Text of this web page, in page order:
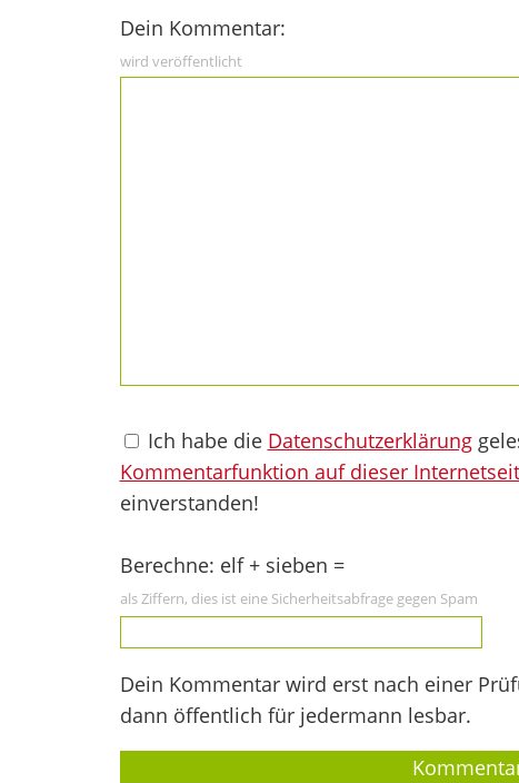
Dein Kommentar:
wird veröffentlicht
Ich habe die Datenschutzerklärung
Kommentarfunktion auf dieser
einverstanden!
Berechne: elf + sieben =
als Ziffern, dies ist eine Sicherheitsabfrage gegen Spam
Dein Kommentar wird erst nach einer
dann öffentlich für jedermann lesbar.